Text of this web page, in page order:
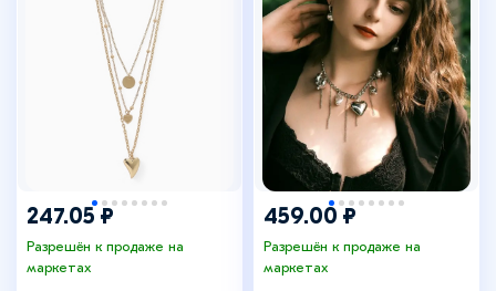
247.05 ₽
Разрешён к продаже на
маркетах
459.00 ₽
Разрешён к продаже на
маркетах